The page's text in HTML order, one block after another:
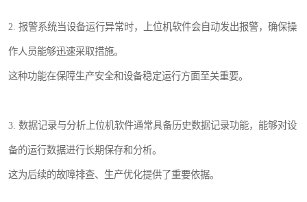
2. 报警系统当设备运行异常时，上位机软件会自动发出报警，确保操
作人员能够迅速采取措施。
这种功能在保障生产安全和设备稳定运行方面至关重要。
3. 数据记录与分析上位机软件通常具备历史数据记录功能，能够对设
备的运行数据进行长期保存和分析。
这为后续的故障排查、生产优化提供了重要依据。